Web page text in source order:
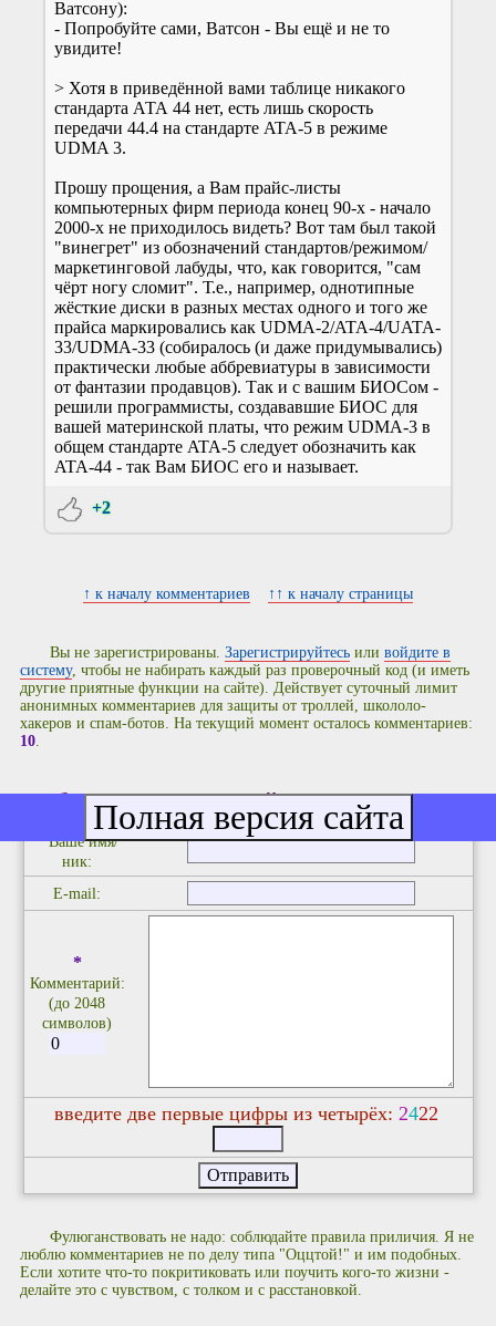
Ватсону):
- Попробуйте сами, Ватсон - Вы ещё и не то
увидите!
> Хотя в приведённой вами таблице никакого
стандарта АТА 44 нет, есть лишь скорость
передачи 44.4 на стандарте ATA-5 в режиме
UDMA 3.
Прошу прощения, а Вам прайс-листы
компьютерных фирм периода конец 90-х - начало
2000-х не приходилось видеть? Вот там был такой
"винегрет" из обозначений стандартов/режимом/
маркетинговой лабуды, что, как говорится, "сам
чёрт ногу сломит". Т.е., например, однотипные
жёсткие диски в разных местах одного и того же
прайса маркировались как UDMA-2/ATA-4/UATA-
33/UDMA-33 (собиралось (и даже придумывались)
практически любые аббревиатуры в зависимости
от фантазии продавцов). Так и с вашим БИОСом -
решили программисты, создававшие БИОС для
вашей материнской платы, что режим UDMA-3 в
общем стандарте ATA-5 следует обозначить как
ATA-44 - так Вам БИОС его и называет.
+2
↑ к началу комментариев ↑↑ к началу страницы
Вы не зарегистрированы.Зарегистрируйтесь иливойдите в
систему, чтобы не набирать каждый раз проверочный код (и иметь
другие приятные функции на сайте). Действует суточный лимит
анонимных комментариев для защиты от троллей, школоло-
хакеров и спам-ботов. На текущий момент осталось комментариев:
10
Добавить комментарий
* Ваше имя/
ник:
E-mail:
*
Комментарий:
(до 2048
символов)
введите две первые цифры из четырёх: 2422
Фулюганствовать не надо: соблюдайте правила приличия. Я не
люблю комментариев не по делу типа "Оццтой!" и им подобных.
Если хотите что-то покритиковать или поучить кого-то жизни -
делайте это с чувством, с толком и с расстановкой.